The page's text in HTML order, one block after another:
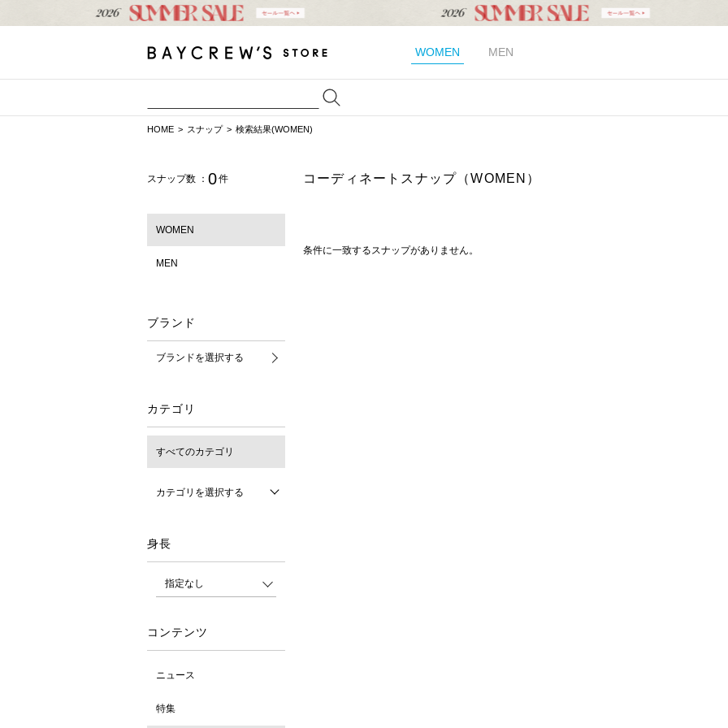
WOMEN MEN
HOME スナップ 検索結果(WOMEN)
スナップ数 ： 0件
WOMEN
MEN
ブランド
ブランドを選択する
カテゴリ
すべてのカテゴリ
カテゴリを選択する
身長
コンテンツ
ニュース
特集
コーディネートスナップ（WOMEN）
条件に一致するスナップがありません。